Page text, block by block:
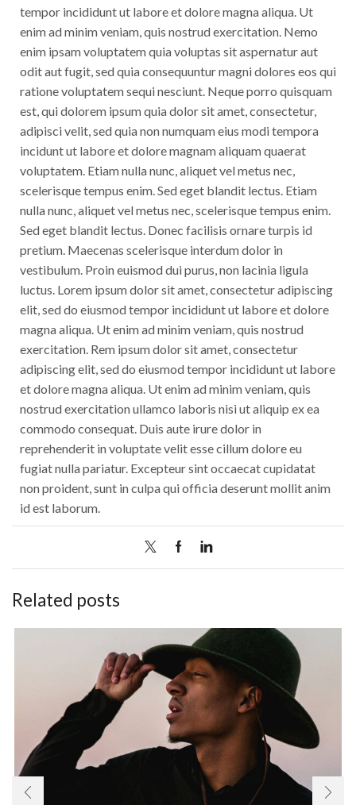
tempor incididunt ut labore et dolore magna aliqua. Ut
enim ad minim veniam, quis nostrud exercitation. Nemo
enim ipsam voluptatem quia voluptas sit aspernatur aut
odit aut fugit, sed quia consequuntur magni dolores eos qui
ratione voluptatem sequi nesciunt. Neque porro quisquam
est, qui dolorem ipsum quia dolor sit amet, consectetur,
adipisci velit, sed quia non numquam eius modi tempora
incidunt ut labore et dolore magnam aliquam quaerat
voluptatem. Etiam nulla nunc, aliquet vel metus nec,
scelerisque tempus enim. Sed eget blandit lectus. Etiam
nulla nunc, aliquet vel metus nec, scelerisque tempus enim.
Sed eget blandit lectus. Donec facilisis ornare turpis id
pretium. Maecenas scelerisque interdum dolor in
vestibulum. Proin euismod dui purus, non lacinia ligula
luctus. Lorem ipsum dolor sit amet, consectetur adipiscing
elit, sed do eiusmod tempor incididunt ut labore et dolore
magna aliqua. Ut enim ad minim veniam, quis nostrud
exercitation. Rem ipsum dolor sit amet, consectetur
adipiscing elit, sed do eiusmod tempor incididunt ut labore
et dolore magna aliqua. Ut enim ad minim veniam, quis
nostrud exercitation ullamco laboris nisi ut aliquip ex ea
commodo consequat. Duis aute irure dolor in
reprehenderit in voluptate velit esse cillum dolore eu
fugiat nulla pariatur. Excepteur sint occaecat cupidatat
non proident, sunt in culpa qui officia deserunt mollit anim
id est laborum.
Related posts